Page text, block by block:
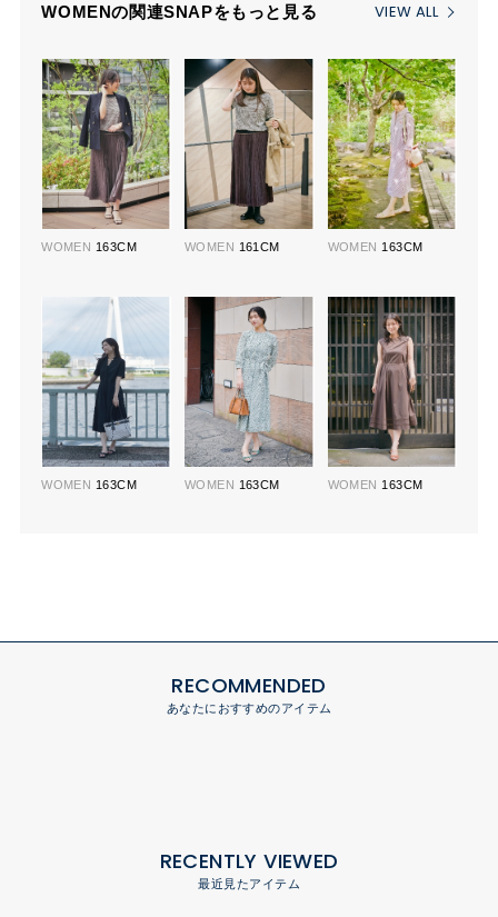
WOMENの関連SNAPをもっと見る VIEW ALL
WOMEN 163CM WOMEN 161CM WOMEN 163CM
WOMEN 163CM WOMEN 163CM WOMEN 163CM
RECOMMENDED
あなたにおすすめのアイテム
RECENTLY VIEWED
最近見たアイテム